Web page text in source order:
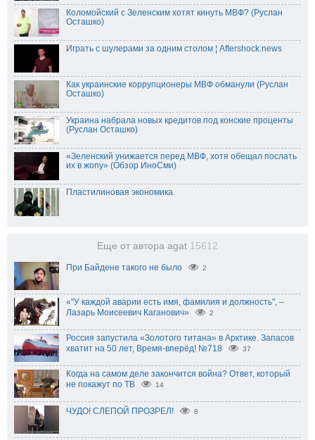
Коломойский с Зеленским хотят кинуть МВФ? (Руслан
Осташко)
Играть с шулерами за одним столом ¦ Aftershock.news
Как украинские коррупционеры МВФ обманули (Руслан
Осташко)
Украина набрала новых кредитов под конские проценты
(Руслан Осташко)
«Зеленский унижается перед МВФ, хотя обещал послать
их в жопу» (Обзор ИноСми)
Пластилиновая экономика.
Еще от автора agat 15612
При Байдене такого не было 2
«"У каждой аварии есть имя, фамилия и должность", –
Лазарь Моисеевич Каганович»
2
Россия запустила «Золотого титана» в Арктике. Запасов
хватит на 50 лет, Время-вперёд! №718
37
Когда на самом деле закончится война? Ответ, который
не покажут по ТВ
14
ЧУДО! СЛЕПОЙ ПРОЗРЕЛ! 8